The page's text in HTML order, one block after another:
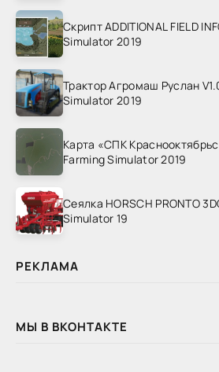
Скрипт ADDITIONAL FIELD
Simulator 2019
Трактор Агромаш Руслан
Simulator 2019
Карта «СПК
Farming Simulator 2019
Сеялка HORSCH PRONTO
Simulator 19
РЕКЛАМА
МЫ В ВКОНТАКТЕ